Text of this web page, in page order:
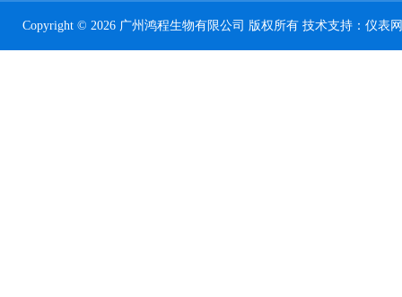
Copyright © 2026 广州鸿程生物有限公司 版权所有 技术支持： 仪表网